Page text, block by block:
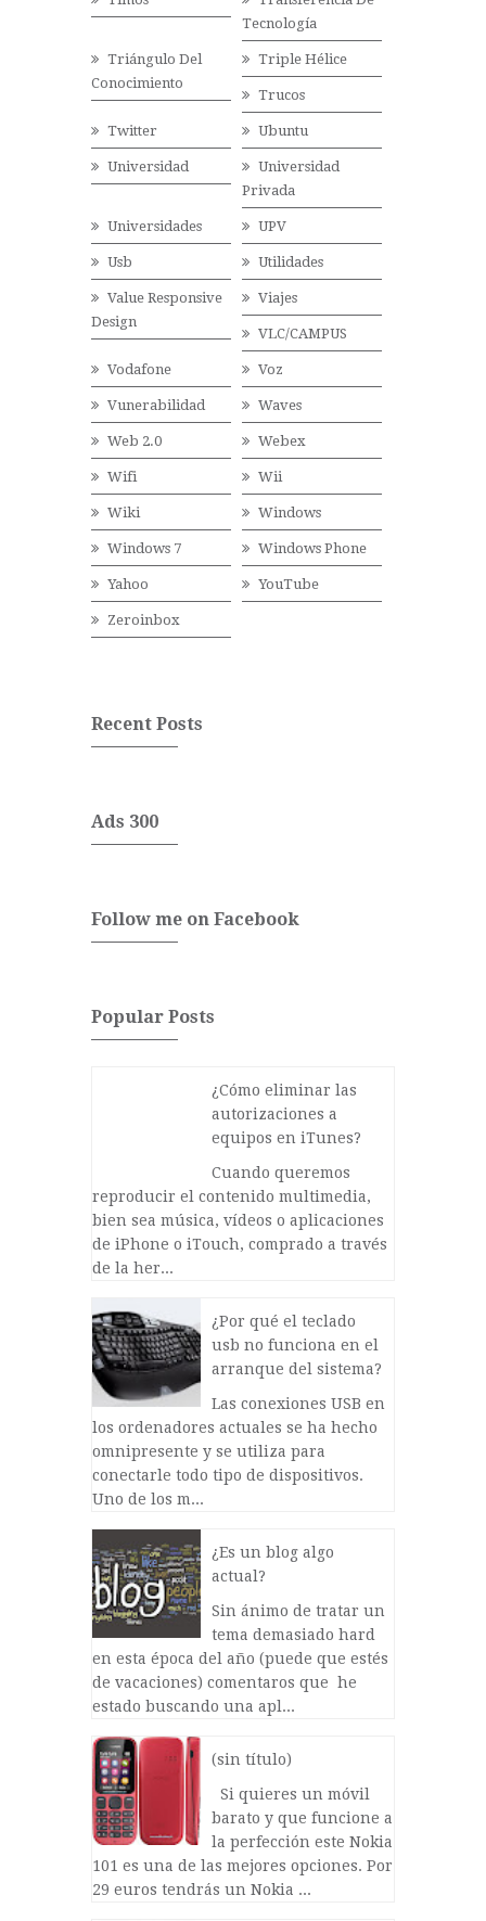
Tecnología
Triángulo Del
Conocimiento
Triple Hélice
Trucos
Twitter Ubuntu
Universidad
Universidad
Privada
Universidades UPV
Usb Utilidades
Value Responsive
Design
Viajes
VLC/CAMPUS
Vodafone Voz
Vunerabilidad Waves
Web 2.0 Webex
Wifi Wii
Wiki Windows
Windows 7 Windows Phone
Yahoo YouTube
Zeroinbox
Recent Posts
Ads 300
Follow me on Facebook
Popular Posts
¿Cómo eliminar las
autorizaciones a
equipos en iTunes?
Cuando queremos
reproducir el contenido multimedia,
bien sea música, vídeos o aplicaciones
de iPhone o iTouch, comprado a través
de la her...
¿Por qué el teclado
usb no funciona en el
arranque del sistema?
Las conexiones USB en
los ordenadores actuales se ha hecho
omnipresente y se utiliza para
conectarle todo tipo de dispositivos.
Uno de los m...
¿Es un blog algo
actual?
Sin ánimo de tratar un
tema demasiado hard
en esta época del año (puede que estés
de vacaciones) comentaros que he
estado buscando una apl...
(sin título)
Si quieres un móvil
barato y que funcione a
la perfección este Nokia
101 es una de las mejores opciones. Por
29 euros tendrás un Nokia ...